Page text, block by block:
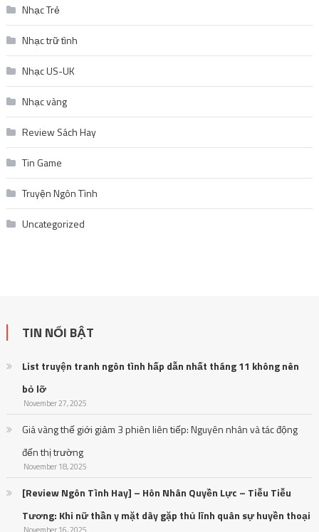
Nhạc Trẻ
Nhạc trữ tình
Nhạc US-UK
Nhạc vàng
Review Sách Hay
Tin Game
Truyện Ngôn Tình
Uncategorized
TIN NỔI BẬT
List truyện tranh ngôn tình hấp dẫn nhất tháng 11 không nên
bỏ lỡ
November 27, 2025
Giá vàng thế giới giảm 3 phiên liên tiếp: Nguyên nhân và tác động
đến thị trường
November 18, 2025
[Review Ngôn Tình Hay] – Hôn Nhân Quyền Lực – Tiễu Tiễu
Tương: Khi nữ thần y mặt dày gặp thủ lĩnh quân sự huyền thoại
November 16, 2025